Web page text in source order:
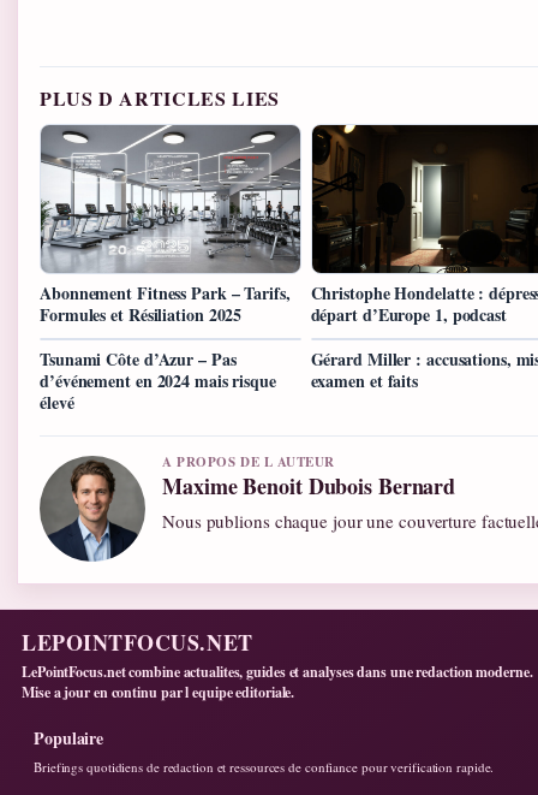
PLUS D ARTICLES LIES
Abonnement Fitness Park – Tarifs,
Formules et Résiliation 2025
Christophe Hondelatte :
départ d’Europe 1, podcast
Tsunami Côte d’Azur – Pas
d’événement en 2024 mais risque
élevé
Gérard Miller : accusations,
examen et faits
A PROPOS DE L AUTEUR
Maxime Benoit Dubois Bernard
Nous publions chaque jour une couverture
LEPOINTFOCUS.NET
LePointFocus.net combine actualites, guides et analyses dans une redaction moderne.
Mise a jour en continu par l equipe editoriale.
Populaire
Briefings quotidiens de redaction et ressources de confiance pour verification rapide.